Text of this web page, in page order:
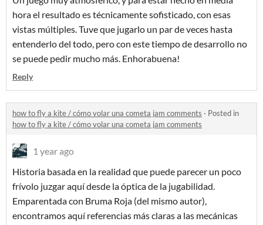
hora el resultado es técnicamente sofisticado, con esas
vistas múltiples. Tuve que jugarlo un par de veces hasta
entenderlo del todo, pero con este tiempo de desarrollo no
se puede pedir mucho más. Enhorabuena!
Reply
how to fly a kite / cómo volar una cometa jam comments · Posted in
how to fly a kite / cómo volar una cometa jam comments
1 year ago
Historia basada en la realidad que puede parecer un poco
frívolo juzgar aquí desde la óptica de la jugabilidad.
Emparentada con Bruma Roja (del mismo autor),
encontramos aquí referencias más claras a las mecánicas